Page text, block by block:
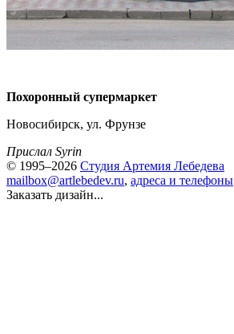
Похоронный супермаркет
Новосибирск, ул. Фрунзе
Прислал Syrin
© 1995–2026 Студия Артемия Лебедева
mailbox@artlebedev.ru, адреса и телефоны
Заказать дизайн...